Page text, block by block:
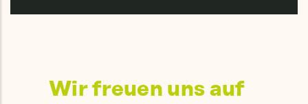
Wir freuen uns auf